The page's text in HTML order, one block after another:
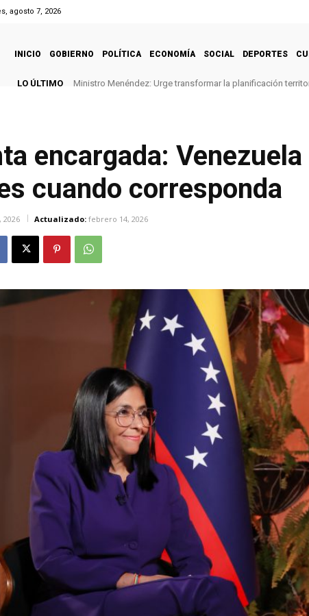
agosto 7, 2026
INICIO GOBIERNO POLÍTICA ECONOMÍA SOCIAL DEPORTES
LO ÚLTIMO Ministro Menéndez: Urge transformar la planificación
encargada:
cuando corresponda
Actualizado: febrero 14, 2026